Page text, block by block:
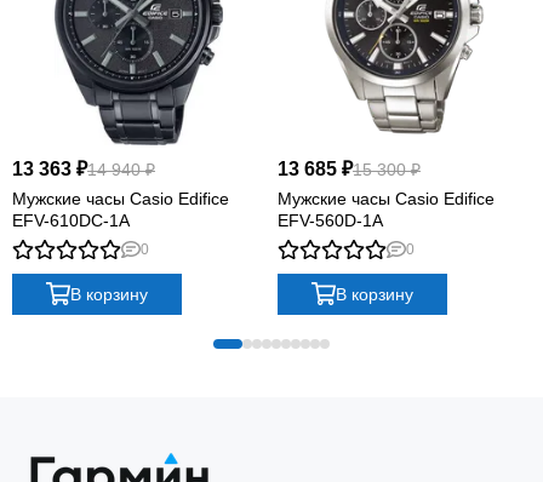
13 363 ₽14 940 ₽
Мужские часы Casio Edifice
EFV-610DC-1A
0
В корзину
13 685 ₽15 300 ₽
Мужские часы Casio Edifice
EFV-560D-1A
0
В корзину